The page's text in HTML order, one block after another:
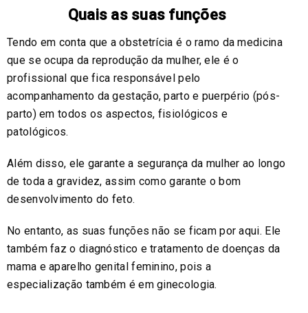
Quais as suas funções
Tendo em conta que a obstetrícia é o ramo da medicina
que se ocupa da reprodução da mulher, ele é o
profissional que fica responsável pelo
acompanhamento da gestação, parto e puerpério (pós-
parto) em todos os aspectos, fisiológicos e
patológicos.
Além disso, ele garante a segurança da mulher ao longo
de toda a gravidez, assim como garante o bom
desenvolvimento do feto.
No entanto, as suas funções não se ficam por aqui. Ele
também faz o diagnóstico e tratamento de doenças da
mama e aparelho genital feminino, pois a
especialização também é em ginecologia.